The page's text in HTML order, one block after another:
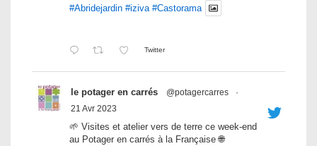
#Abridejardin #iziva #Castorama
Twitter
le potager en carrés @potagercarres
·
21 Avr 2023
🌱 Visites et atelier vers de terre ce week-end
au Potager en carrés à la Française 🌐